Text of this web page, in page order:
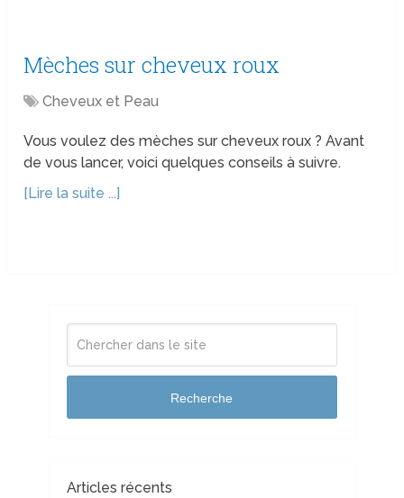
Mèches sur cheveux roux
Cheveux et Peau
Vous voulez des mèches sur cheveux roux ? Avant
de vous lancer, voici quelques conseils à suivre.
[Lire la suite ...]
Recherche
Articles récents